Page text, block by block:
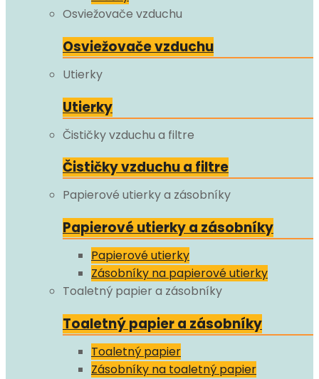
Osviežovače vzduchu
Osviežovače vzduchu
Utierky
Utierky
Čističky vzduchu a filtre
Čističky vzduchu a filtre
Papierové utierky a zásobníky
Papierové utierky a zásobníky
Papierové utierky
Zásobníky na papierové utierky
Toaletný papier a zásobníky
Toaletný papier a zásobníky
Toaletný papier
Zásobníky na toaletný papier